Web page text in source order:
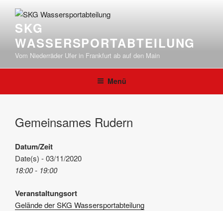
Inhalt
springenSKG
WASSERSPORTABTEILUNG
Vom Niederräder Ufer in Frankfurt ab auf den Main
Menü
Gemeinsames Rudern
Datum/Zeit
Date(s) - 03/11/2020
18:00 - 19:00
Veranstaltungsort
Gelände der SKG Wassersportabteilung